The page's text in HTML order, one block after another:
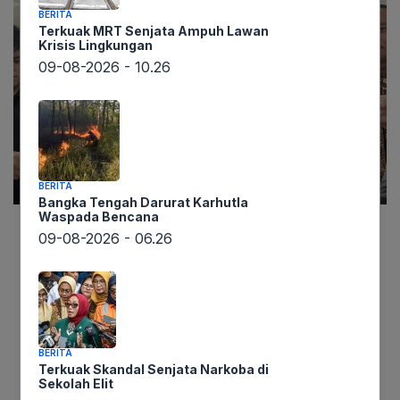
Informasi dari lintaswarta.co.id menyebutkan
Sekretaris Jenderal Partai Gerindra, Ahmad
Muzani, mengungkapkan bahwa partai telah
memberikan peringatan kepada Ahmad Dhani
untuk lebih berhati-hati dalam berbicara,
terutama yang berpotensi menyinggung pihak
lain. Peringatan tersebut disampaikan mengingat
BERITA
Terkuak MRT Senjata Ampuh Lawan
Krisis Lingkungan
09-08-2026 - 10.26
BERITA
Bangka Tengah Darurat Karhutla
Waspada Bencana
09-08-2026 - 06.26
BERITA
Terkuak Skandal Senjata Narkoba di
Sekolah Elit